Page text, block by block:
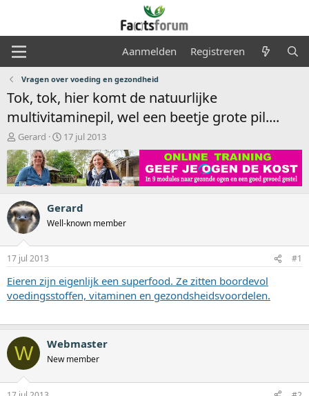
Aanmelden Registreren
Vragen over voeding en gezondheid
Tok, tok, hier komt de natuurlijke
multivitaminepil, wel een beetje grote pil....
O
n
d
e
r
w
e
r
p
s
t
r
t
r
Gerard
S
t
a
r
t
a
t
m
17 jul 2013
Gerard
Well-known member
17 jul 2013 #1
Eieren zijn eigenlijk een superfood. Ze zitten boordevol
voedingsstoffen, vitaminen en gezondsheidsvoordelen.
W Webmaster
New member